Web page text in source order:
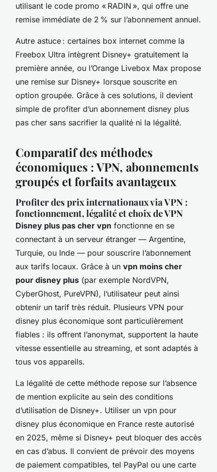
utilisant le code promo « RADIN », qui offre une
remise immédiate de 2 % sur l’abonnement annuel.
Autre astuce : certaines box internet comme la
Freebox Ultra intègrent Disney+ gratuitement la
première année, ou l’Orange Livebox Max propose
une remise sur Disney+ lorsque souscrite en
option groupée. Grâce à ces solutions, il devient
simple de profiter d’un abonnement disney plus
pas cher sans sacrifier la qualité ni la légalité.
Comparatif des méthodes
économiques : VPN, abonnements
groupés et forfaits avantageux
Profiter des prix internationaux via VPN :
fonctionnement, légalité et choix de VPN
Disney plus pas cher vpn fonctionne en se
connectant à un serveur étranger — Argentine,
Turquie, ou Inde — pour souscrire l’abonnement
aux tarifs locaux. Grâce à un vpn moins cher
pour disney plus (par exemple NordVPN,
CyberGhost, PureVPN), l’utilisateur peut ainsi
obtenir un tarif très réduit. Plusieurs VPN pour
disney plus économique sont particulièrement
fiables : ils offrent l’anonymat, supportent la haute
vitesse essentielle au streaming, et sont adaptés à
tous vos appareils.
La légalité de cette méthode repose sur l’absence
de mention explicite au sein des conditions
d’utilisation de Disney+. Utiliser un vpn pour
disney plus économique en France reste autorisé
en 2025, même si Disney+ peut bloquer des accès
en cas d’abus. Il convient de prévoir des moyens
de paiement compatibles, tel PayPal ou une carte